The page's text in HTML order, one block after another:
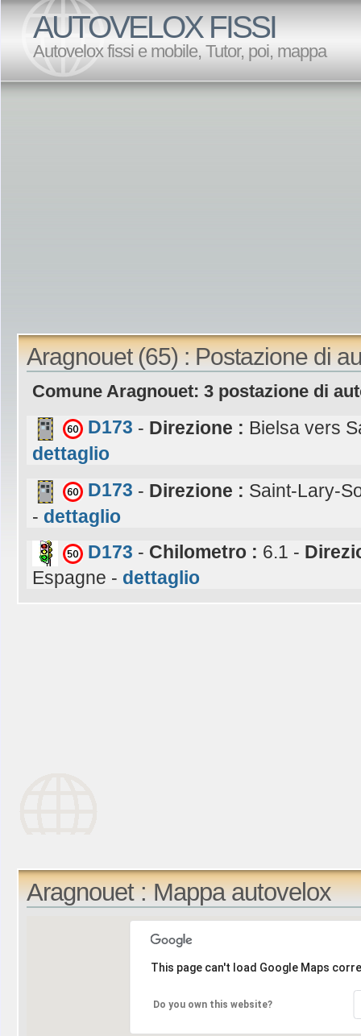
AUTOVELOX FISSI
Autovelox fissi e mobile, Tutor, poi, mappa
Aragnouet (65) : Postazione di
Comune Aragnouet: 3 postazione di
D173 - Direzione : Bielsa vers
dettaglio
D173 - Direzione : Saint-Lary-
- dettaglio
D173 - Chilometro : 6.1 -
Espagne - dettaglio
Aragnouet : Mappa autovelox
This page can't load Google Maps
Do you own this website?